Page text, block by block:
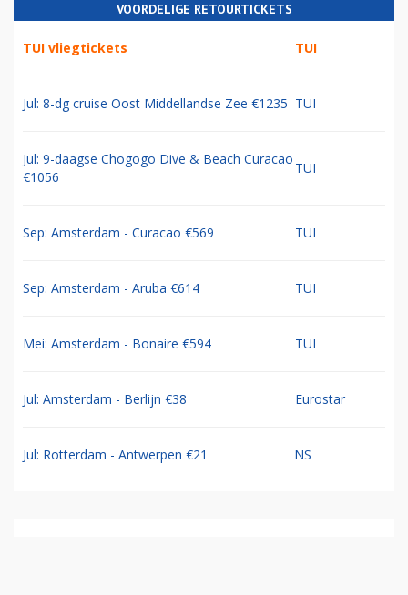
VOORDELIGE RETOURTICKETS
TUI vliegtickets TUI
Jul: 8-dg cruise Oost Middellandse Zee €1235 TUI
Jul: 9-daagse Chogogo Dive & Beach Curacao
€1056
TUI
Sep: Amsterdam - Curacao €569 TUI
Sep: Amsterdam - Aruba €614 TUI
Mei: Amsterdam - Bonaire €594 TUI
Jul: Amsterdam - Berlijn €38 Eurostar
Jul: Rotterdam - Antwerpen €21 NS